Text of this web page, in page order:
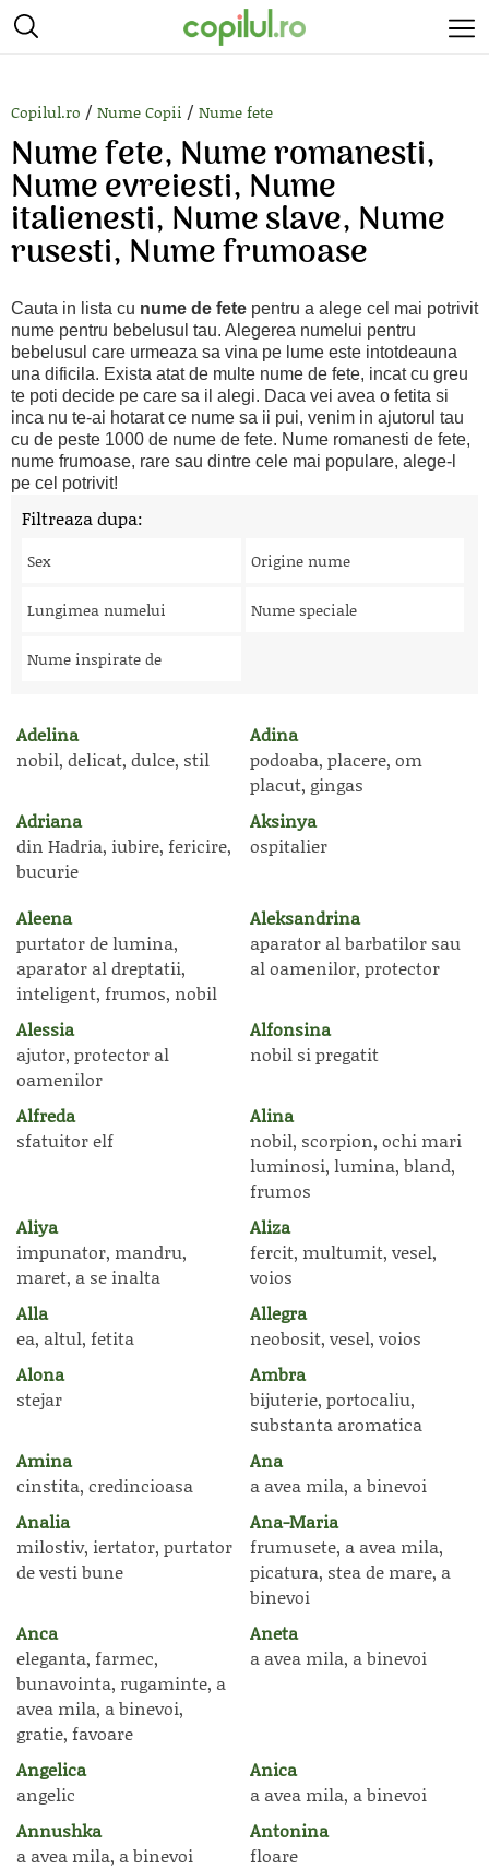
Copilul.ro / Nume Copii / Nume fete
Nume fete, Nume romanesti,
Nume evreiesti, Nume
italienesti, Nume slave, Nume
rusesti, Nume frumoase
Cauta in lista cu nume de fete pentru a alege cel mai potrivit
nume pentru bebelusul tau. Alegerea numelui pentru
bebelusul care urmeaza sa vina pe lume este intotdeauna
una dificila. Exista atat de multe nume de fete, incat cu greu
te poti decide pe care sa il alegi. Daca vei avea o fetita si
inca nu te-ai hotarat ce nume sa ii pui, venim in ajutorul tau
cu de peste 1000 de nume de fete. Nume romanesti de fete,
nume frumoase, rare sau dintre cele mai populare, alege-l
pe cel potrivit!
Filtreaza dupa:
Sex Origine nume
Lungimea numelui Nume speciale
Nume inspirate de
Adelina
nobil, delicat, dulce, stil
Adina
podoaba, placere, om
placut, gingas
Adriana
din Hadria, iubire, fericire,
bucurie
Aksinya
ospitalier
Aleena
purtator de lumina,
aparator al dreptatii,
inteligent, frumos, nobil
Aleksandrina
aparator al barbatilor sau
al oamenilor, protector
Alessia
ajutor, protector al
oamenilor
Alfonsina
nobil si pregatit
Alfreda
sfatuitor elf
Alina
nobil, scorpion, ochi mari
luminosi, lumina, bland,
frumos
Aliya
impunator, mandru,
maret, a se inalta
Aliza
fercit, multumit, vesel,
voios
Alla
ea, altul, fetita
Allegra
neobosit, vesel, voios
Alona
stejar
Ambra
bijuterie, portocaliu,
substanta aromatica
Amina
cinstita, credincioasa
Ana
a avea mila, a binevoi
Analia
milostiv, iertator, purtator
de vesti bune
Ana-Maria
frumusete, a avea mila,
picatura, stea de mare, a
binevoi
Anca
eleganta, farmec,
bunavointa, rugaminte, a
avea mila, a binevoi,
gratie, favoare
Aneta
a avea mila, a binevoi
Angelica
angelic
Anica
a avea mila, a binevoi
Annushka
a avea mila, a binevoi
Antonina
floare